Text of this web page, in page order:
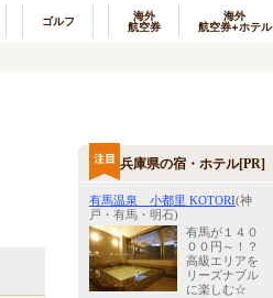
ゴルフ
海外
航空券
海外
航空券+ホテル
兵庫県の宿・ホテル[PR]
有馬温泉 小都里 KOTORI(神
戸・有馬・明石)
有馬が１４０
００円～！？
高級エリアを
リーズナブル
に楽しむ☆